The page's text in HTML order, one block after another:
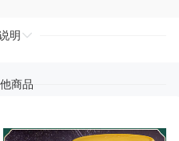
明
商品